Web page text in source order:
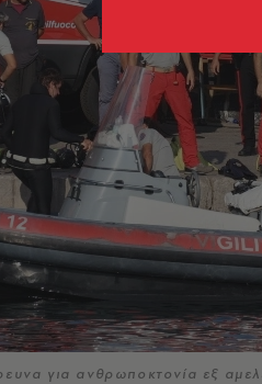
για ανθρωποκτονία εξ